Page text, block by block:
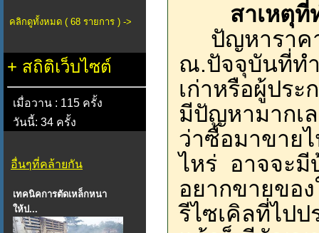
คลิกดูทั้งหมด ( 68 รายการ ) ->
+ สถิติเว็บไซต์
เมื่อวาน : 115 ครั้ง
วันนี้: 34 ครั้ง
อื่นๆที่คล้ายกัน
เทคนิคการตัดเหล็กหนา
ให้ป...
สาเหตุที่
ปัญหาราคา
ณ.ปัจจุบันที่ท
เก่าหรือผู้ปร
มีปัญหามากเ
ว่าซื้อมาขาย
ไหร่ อาจจะมี
อยากขายขอ
รีไซเคิลที่ไป